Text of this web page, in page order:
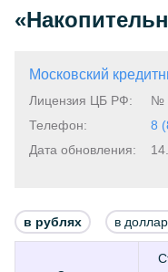
Московский
Лицензия ЦБ РФ:
№
Телефон:
8
Дата обновления:
в рублях в